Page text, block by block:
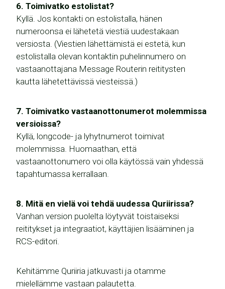
6. Toimivatko estolistat?
Kyllä. Jos kontakti on estolistalla, hänen
numeroonsa ei lähetetä viestiä uudestakaan
versiosta. (Viestien lähettämistä ei estetä, kun
estolistalla olevan kontaktin puhelinnumero on
vastaanottajana Message Routerin reititysten
kautta lähetettävissä viesteissä.)
7. Toimivatko vastaanottonumerot molemmissa
versioissa?
Kyllä, longcode- ja lyhytnumerot toimivat
molemmissa. Huomaathan, että
vastaanottonumero voi olla käytössä vain yhdessä
tapahtumassa kerrallaan.
8. Mitä en vielä voi tehdä uudessa Quriirissa?
Vanhan version puolelta löytyvät toistaiseksi
reititykset ja integraatiot, käyttäjien lisääminen ja
RCS-editori.
Kehitämme Quriiria jatkuvasti ja otamme
mielellämme vastaan palautetta.